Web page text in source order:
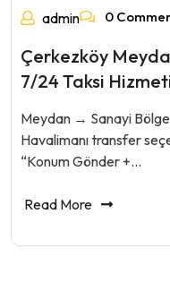
admin 0
Çerkezköy
7/24 Taksi
Meydan → Sanayi
Havalimanı transfer
“Konum Gönder +…
Read More